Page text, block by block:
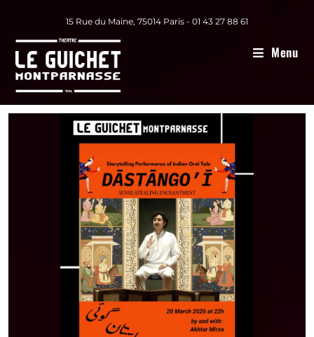
15 Rue du Maine, 75014 Paris - 01 43 27 88 61
Menu